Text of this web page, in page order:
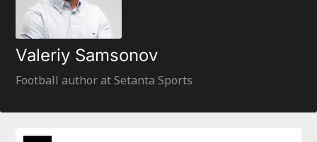
Valeriy Samsonov
Football author at Setanta Sports